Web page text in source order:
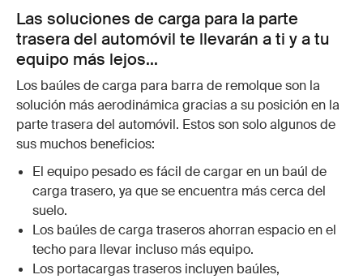
Las soluciones de carga para la parte
trasera del automóvil te llevarán a ti y a tu
equipo más lejos...
Los baúles de carga para barra de remolque son la
solución más aerodinámica gracias a su posición en la
parte trasera del automóvil. Estos son solo algunos de
sus muchos beneficios:
El equipo pesado es fácil de cargar en un baúl de
carga trasero, ya que se encuentra más cerca del
suelo.
Los baúles de carga traseros ahorran espacio en el
techo para llevar incluso más equipo.
Los portacargas traseros incluyen baúles,